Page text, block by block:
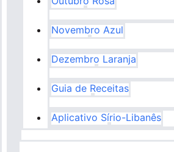
Novembro Azul
Dezembro Laranja
Guia de Receitas
Aplicativo Sírio-Libanês